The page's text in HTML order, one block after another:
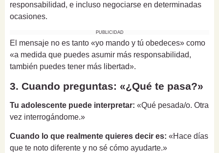
responsabilidad, e incluso negociarse en determinadas
ocasiones.
PUBLICIDAD
El mensaje no es tanto «yo mando y tú obedeces» como
«a medida que puedes asumir más responsabilidad,
también puedes tener más libertad».
3. Cuando preguntas: «¿Qué te pasa?»
Tu adolescente puede interpretar: «Qué pesada/o. Otra
vez interrogándome.»
Cuando lo que realmente quieres decir es: «Hace días
que te noto diferente y no sé cómo ayudarte.»